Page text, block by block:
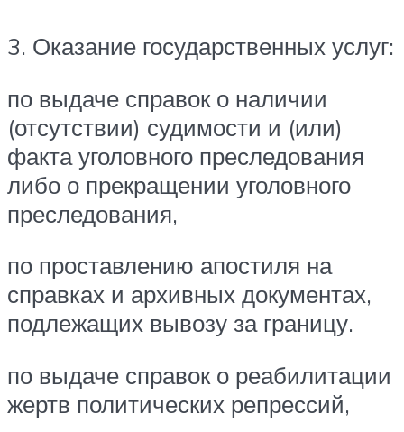
3. Оказание государственных услуг:
по выдаче справок о наличии
(отсутствии) судимости и (или)
факта уголовного преследования
либо о прекращении уголовного
преследования,
по проставлению апостиля на
справках и архивных документах,
подлежащих вывозу за границу.
по выдаче справок о реабилитации
жертв политических репрессий,